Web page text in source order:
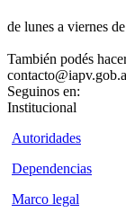
de lunes a viernes
También podés
Seguinos en:
Institucional
Autoridades
Dependencias
Marco legal